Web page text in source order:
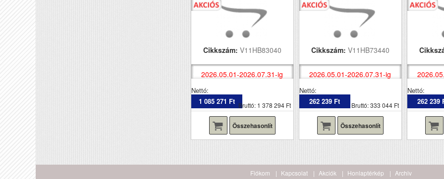
Cikkszám: V11HB83040
2026.05.01-2026.07.31-ig
Nettó:
1 085 271 Ft Bruttó: 1 378 294 Ft
Összehasonlít
Cikkszám: V11HB73440
2026.05.01-2026.07.31-ig
Nettó:
262 239 Ft
Bruttó: 333 044 Ft
Összehasonlít
Nettó:
262 239
Fiókom Kapcsolat Akciók Honlaptérkép Archiv